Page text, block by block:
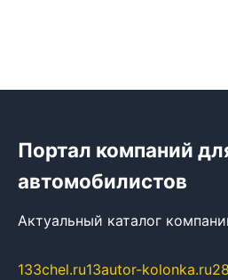
Портал компаний
автомобилистов
Актуальный каталог
133chel.ru13autor-kolonka.ru